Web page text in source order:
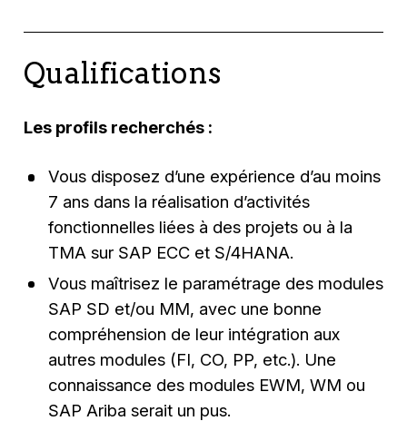
Qualifications
Les profils recherchés :
Vous disposez d’une expérience d’au moins
7 ans dans la réalisation d’activités
fonctionnelles liées à des projets ou à la
TMA sur SAP ECC et S/4HANA.
Vous maîtrisez le paramétrage des modules
SAP SD et/ou MM, avec une bonne
compréhension de leur intégration aux
autres modules (FI, CO, PP, etc.). Une
connaissance des modules EWM, WM ou
SAP Ariba serait un pus.